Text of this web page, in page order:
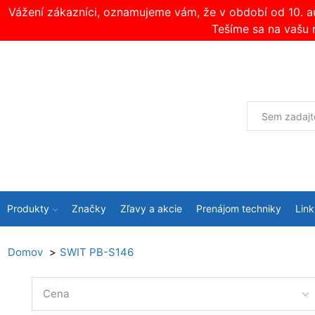
Vážení zákazníci, oznamujeme vám, že v období od 10.
Tešíme sa na
Produkty Značky Zľavy a akcie Prenájom techniky
Domov SWIT PB-S146
Cena